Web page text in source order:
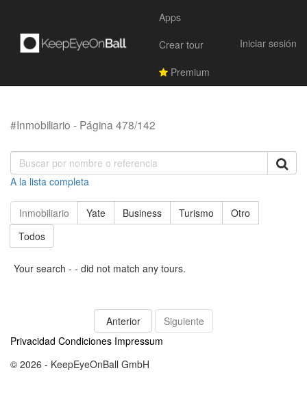
Apps
Crear tour
Premium
Iniciar sesión
#Inmobiliario - Página 478/142
A la lista completa
Inmobiliario Yate Business Turismo
Otro
Todos
Your search - - did not match any tours.
Anterior
Siguiente
Privacidad Condiciones Impressum
© 2026 - KeepEyeOnBall GmbH